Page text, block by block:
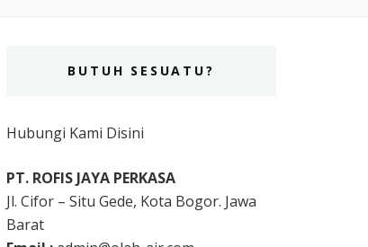
BUTUH SESUATU?
Hubungi Kami Disini
PT. ROFIS JAYA PERKASA
Jl. Cifor – Situ Gede, Kota Bogor. Jawa
Barat